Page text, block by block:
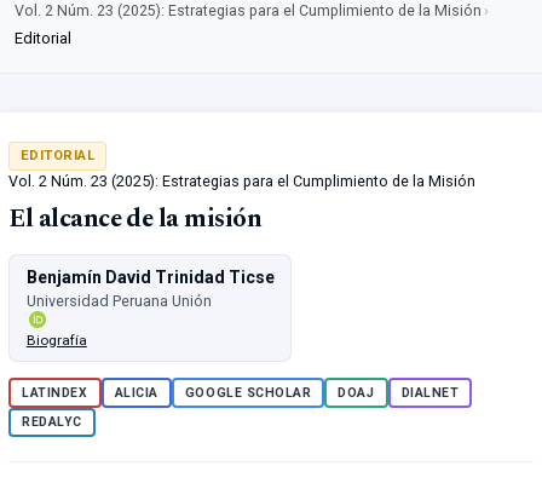
Vol. 2 Núm. 23 (2025): Estrategias para el Cumplimiento de la Misión ›
Editorial
EDITORIAL
Vol. 2 Núm. 23 (2025): Estrategias para el Cumplimiento de la Misión
El alcance de la misión
Benjamín David Trinidad Ticse
Universidad Peruana Unión
Biografía
LATINDEX ALICIA GOOGLE SCHOLAR DOAJ
DIALNET
REDALYC